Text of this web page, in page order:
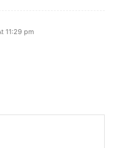
11:29 pm